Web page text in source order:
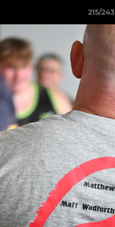
215/243